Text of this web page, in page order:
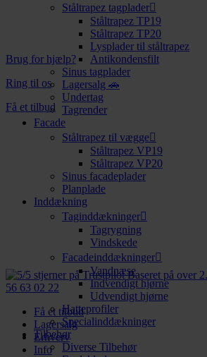
Ståltrapez tagplader
Ståltrapez TP19
Ståltrapez TP20
Lysplader til ståltrapez
Antikondensfilt
Sinus tagplader
Lagersalg 🚗
Undertag
Tagrender
Facade
Ståltrapez til vægge
Ståltrapez VP19
Ståltrapez VP20
Sinus facadeplader
Planplade
Inddækning
Taginddækninger
Tagrygning
Vindskede
Facadeinddækninger
Vandnæse
Indvendigt hjørne
Udvendigt hjørne
Hatteprofiler
Specialinddækninger
Tilbehør
Diverse Tilbehør
Brug for hjælp?
Ring til os
Få et tilbud
Baseret på over
56 63 02 22
Få et tilbud
Lagersalg
Erhverv
Info